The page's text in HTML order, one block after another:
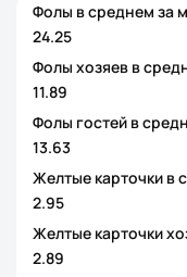
Фолы в среднем за
24.25
Фолы хозяев в
11.89
Фолы гостей в
13.63
Желтые карточки в
2.95
Желтые карточки
2.89